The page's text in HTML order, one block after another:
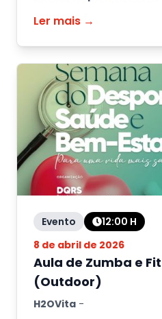
Ler mais →
Evento 12:00 H
8 de abril de 2026
Aula de Zumba e
(Outdoor)
H2OVita -